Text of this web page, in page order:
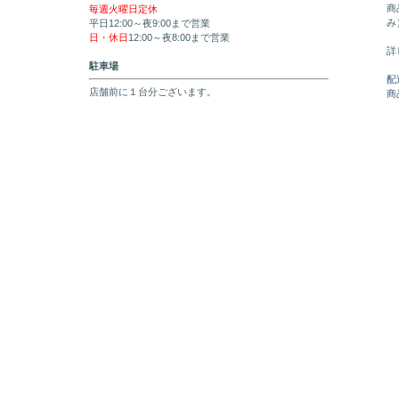
毎週火曜日定休
平日12:00～夜9:00まで営業
日・休日 12:00～夜8:00まで営業
駐車場
店舗前に１台分ございます。
商
み
詳
配
商